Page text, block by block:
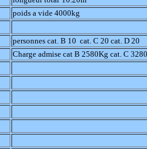
poids a vide 4000kg
personnes cat. B 10 cat. C 20 cat. D 20
Charge admise cat B 2580Kg cat. C